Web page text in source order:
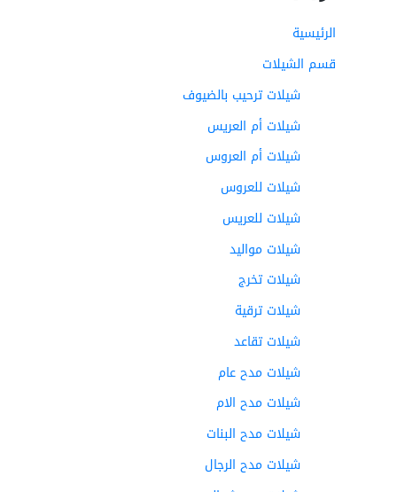
الرئيسية
قسم الشيلات
شيلات ترحيب بالضيوف
شيلات أم العريس
شيلات أم العروس
شيلات للعروس
شيلات للعريس
شيلات مواليد
شيلات تخرج
شيلات ترقية
شيلات تقاعد
شيلات مدح عام
شيلات مدح الام
شيلات مدح البنات
شيلات مدح الرجال